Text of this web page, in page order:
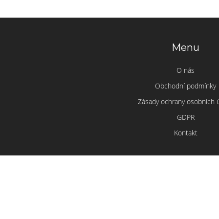
Menu
O nás
Obchodní podmínky
Zásady ochrany osobních
GDPR
Kontakt